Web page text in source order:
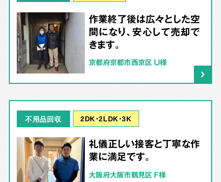
作業終了後は広々とした空
間になり、安心して売却で
きます。
京都府京都市西京区 U様
不用品回収 2DK･2LDK･3K
礼儀正しい接客と丁寧な作
業に満足です。
大阪府大阪市鶴見区 F様